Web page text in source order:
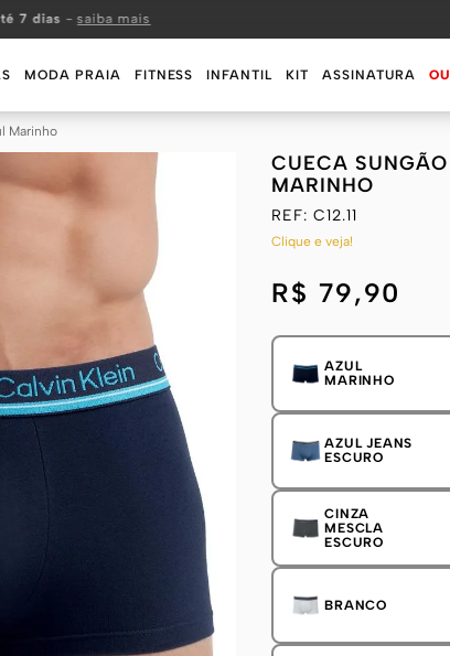
7 dias -saiba mais
MODA PRAIA FITNESS INFANTIL KIT ASSINATURA
Marinho
CUECA
MARINHO
REF: C12.11
Clique e veja!
R$ 79,90
AZUL
MARINHO
AZUL JEANS
ESCURO
CINZA
MESCLA
ESCURO
BRANCO